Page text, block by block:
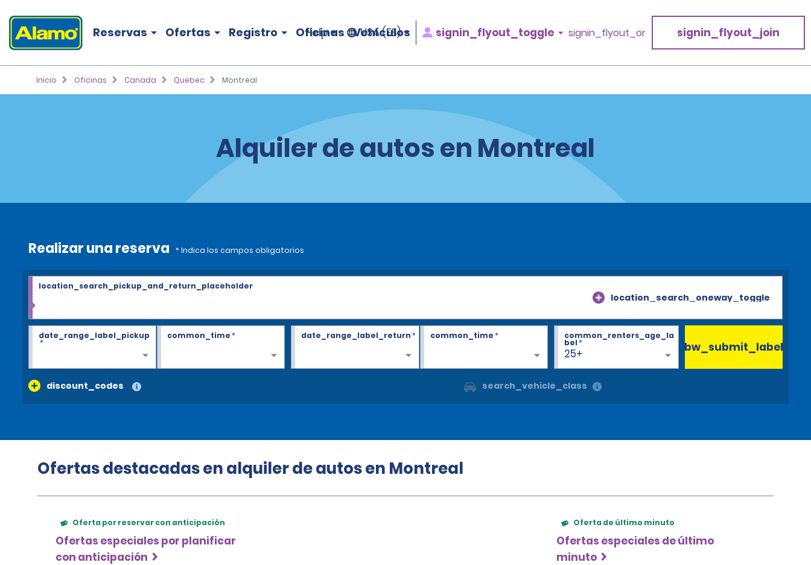
Reservas Ofertas Registro Oficinas Vehículos
Help USA (ES) signin_flyout_toggle signin_flyout_or signin_flyout_join
Inicio Oficinas Canada Quebec Montreal
Alquiler de autos en Montreal
Realizar una reserva * Indica los campos obligatorios
location_search_oneway_toggle
location_search_pickup_and_return_placeholder
date_range_label_pickup
*
common_time* date_range_label_return * common_time*
25+
common_renters_age_la
bel*
discount_codes search_vehicle_class
bw_submit_label
Ofertas destacadas en alquiler de autos en Montreal
Oferta por reservar con anticipación
Ofertas especiales por planificar
con anticipación
Oferta de último minuto
Ofertas especiales de último
minuto